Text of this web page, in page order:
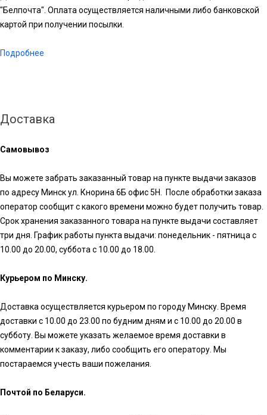
"Белпочта". Оплата осуществляется наличными либо банковской
картой при получении посылки.
Подробнее
Доставка
Самовывоз
Вы можете забрать заказанный товар на пункте выдачи заказов
по адресу Минск ул. Кнорина 6Б офис 5Н. После обработки заказа
оператор сообщит с какого времени можно будет получить товар.
Срок хранения заказанного товара на пункте выдачи составляет
три дня. График работы пункта выдачи: понедельник - пятница с
10.00 до 20.00, суббота с 10.00 до 18.00.
Курьером по Минску.
Доставка осуществляется курьером по городу Минску. Время
доставки с 10.00 до 23.00 по будним дням и с 10.00 до 20.00 в
субботу. Вы можете указать желаемое время доставки в
комментарии к заказу, либо сообщить его оператору. Мы
постараемся учесть ваши пожелания.
Почтой по Беларуси.